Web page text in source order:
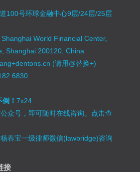
100号环球金融中心9层/24层/25层
World Financial Center,
Shanghai 200120, China
(请用@替换+)
6830
倒！7x24
众号，即可随时在线咨询。 点击查
春宝一级律师微信(lawbridge)咨询
接